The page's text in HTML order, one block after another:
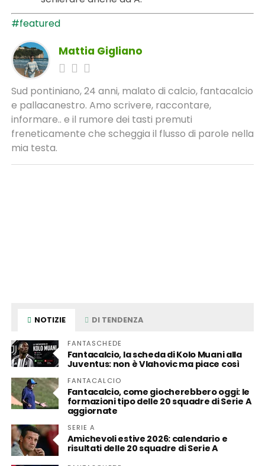
#featured
Mattia Gigliano
Sud pontiniano, 24 anni, malato di calcio, fantacalcio
e pallacanestro. Amo scrivere, raccontare,
informare.. e il rumore dei tasti premuti
freneticamente che scheggia il flusso di parole nella
mia testa.
NOTIZIE DI TENDENZA
FANTASCHEDE
Fantacalcio, la scheda di Kolo Muani alla
Juventus: non è Vlahovic ma piace così
FANTACALCIO
Fantacalcio, come giocherebbero oggi: le
formazioni tipo delle 20 squadre di Serie A
aggiornate
SERIE A
Amichevoli estive 2026: calendario e
risultati delle 20 squadre di Serie A